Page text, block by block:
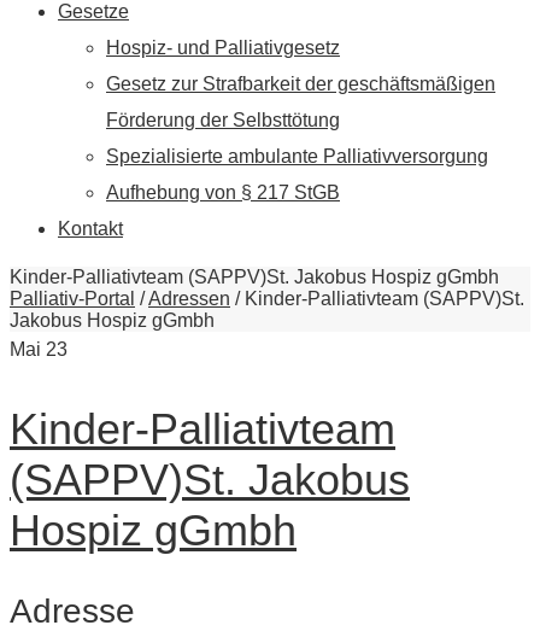
Gesetze
Hospiz- und Palliativgesetz
Gesetz zur Strafbarkeit der geschäftsmäßigen
Förderung der Selbsttötung
Spezialisierte ambulante Palliativversorgung
Aufhebung von § 217 StGB
Kontakt
Kinder-Palliativteam (SAPPV)St. Jakobus Hospiz gGmbh
Palliativ-Portal /Adressen / Kinder-Palliativteam (SAPPV)St.
Jakobus Hospiz gGmbh
Mai 23
Kinder-Palliativteam
(SAPPV)St. Jakobus
Hospiz gGmbh
Adresse